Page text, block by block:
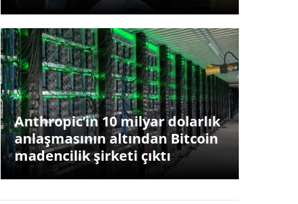
Anthropic’in 10 milyar dolarlık
anlaşmasının altından Bitcoin
madencilik şirketi çıktı